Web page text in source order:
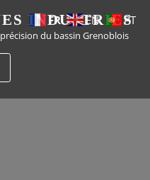
INDUSTRIES
du bassin Grenoblois
FR EN PT